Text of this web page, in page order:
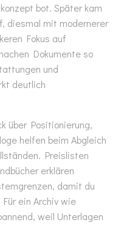
bot. Später kam
diesmal mit modernerer
Fokus auf
Dokumente so
und
deutlich
über Positionierung,
helfen beim Abgleich
Preislisten
erklären
damit du
ein Archiv wie
weil Unterlagen